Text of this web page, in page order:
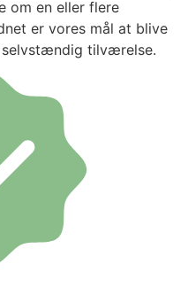
om en eller flere
er vores mål at blive
selvstændig tilværelse.